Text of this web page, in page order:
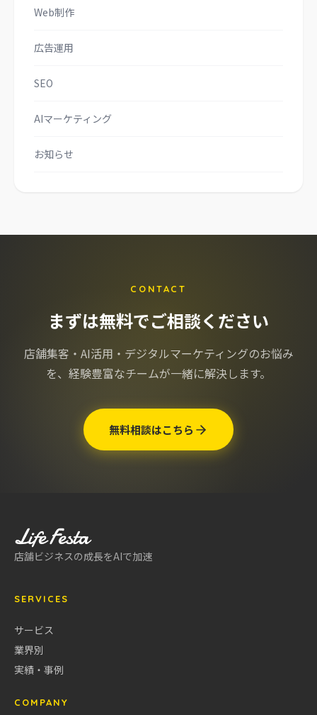
Web制作
広告運用
SEO
AIマーケティング
お知らせ
CONTACT
まずは無料でご相談ください
店舗集客・AI活用・デジタルマーケティングのお悩み
を、 経験豊富なチームが一緒に解決します。
無料相談はこちら
店舗ビジネスの成長をAIで加速
SERVICES
サービス
業界別
実績・事例
COMPANY